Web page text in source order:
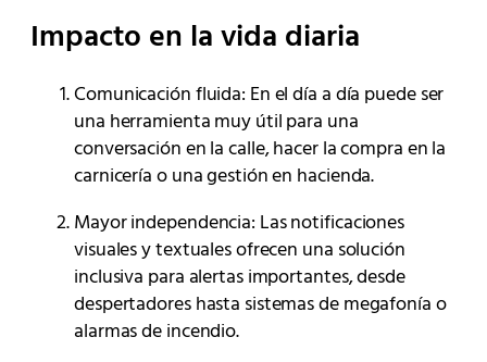
Impacto en la vida diaria
Comunicación fluida: En el día a día puede ser
una herramienta muy útil para una
conversación en la calle, hacer la compra en la
carnicería o una gestión en hacienda.
Mayor independencia: Las notificaciones
visuales y textuales ofrecen una solución
inclusiva para alertas importantes, desde
despertadores hasta sistemas de megafonía o
alarmas de incendio.